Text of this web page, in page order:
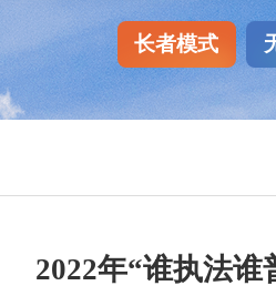
长者模式
2022年“谁执法谁